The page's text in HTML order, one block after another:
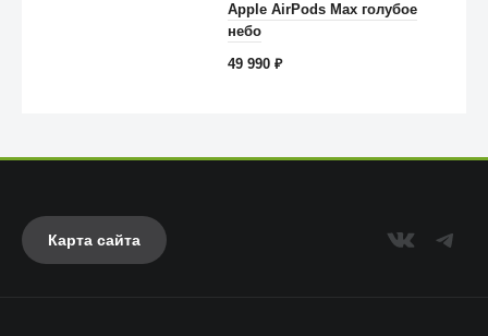
Anker
Apple AirPods Max голубое
небо
49 990₽
Карта сайта